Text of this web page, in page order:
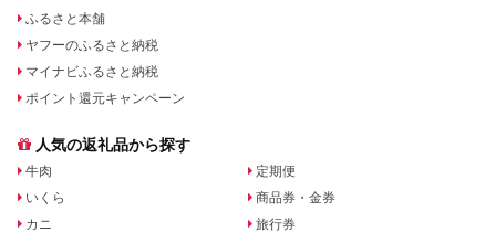
ふるさと本舗
ヤフーのふるさと納税
マイナビふるさと納税
ポイント還元キャンペーン
人気の返礼品から探す
牛肉
いくら
カニ
定期便
商品券・金券
旅行券